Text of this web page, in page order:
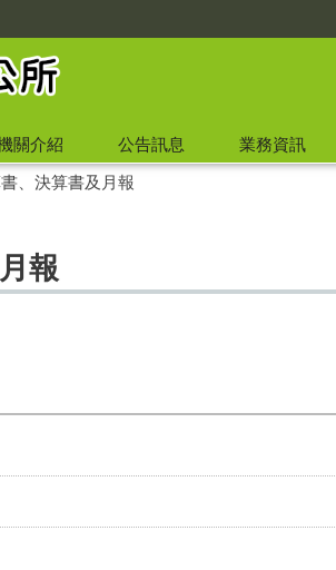
關介紹 公告訊息 業務資訊
、決算書及月報
報